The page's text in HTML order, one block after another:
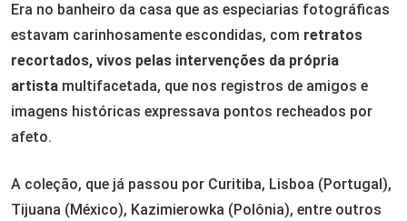
Era no banheiro da casa que as especiarias fotográficas
estavam carinhosamente escondidas, com retratos
recortados, vivos pelas intervenções da própria
artista multifacetada, que nos registros de amigos e
imagens históricas expressava pontos recheados por
afeto.
A coleção, que já passou por Curitiba, Lisboa (Portugal),
Tijuana (México), Kazimierowka (Polônia), entre outros